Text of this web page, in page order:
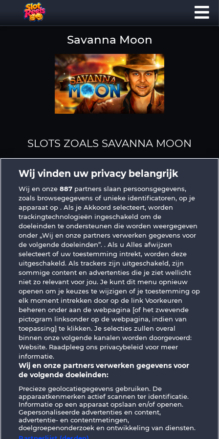
Savanna Moon
SLOTS ZOALS SAVANNA MOON
Cutie Cat Beautiful Nature
Duck Shooter Majestic King
Algemene voorwaarden Privacyverklaring
Colofon Bedrijf FAQ Facebook
Terugbetalingsverzoek indienen
Sociale casino games zijn enkel bedoeld voor
Wij vinden uw privacy belangrijk
Wij en onze887 partners slaan persoonsgegevens,
zoals browsegegevens of unieke identificatoren, op je
apparaat op . Als je Akkoord selecteert, worden
trackingtechnologieën ingeschakeld om de
doeleinden te ondersteunen die worden weergegeven
onder „Wij en onze partners verwerken gegevens voor
de volgende doeleinden”. . Als u Alles afwijzen
selecteert of uw toestemming intrekt, worden deze
uitgeschakeld. Als trackers zijn uitgeschakeld, zijn
sommige content en advertenties die je ziet wellicht
niet zo relevant voor jou. Je kunt dit menu opnieuw
openen om je keuzes te wijzigen of je toestemming op
elk moment intrekken door op de link Voorkeuren
beheren onder aan de webpagina [of het zwevende
pictogram linksonder op de webpagina, indien van
toepassing] te klikken. Je selecties zullen overal
binnen onze volgende kanalen worden doorgevoerd:
Website. Raadpleeg ons privacybeleid voor meer
informatie.
Wij en onze partners verwerken gegevens voor
de volgende doeleinden:
Precieze geolocatiegegevens gebruiken. De
apparaatkenmerken actief scannen ter identificatie.
Informatie op een apparaat opslaan en/of openen.
Gepersonaliseerde advertenties en content,
advertentie- en contentmetingen,
doelgroepenonderzoek en ontwikkeling van diensten.